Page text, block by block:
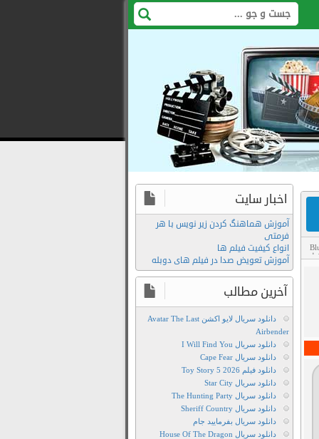
اخبار سایت
آموزش هماهنگ کردن زیر نویس با هر
فرمتی
انواع کیفیت فیلم ها
آموزش تعویض صدا در فیلم های دوبله
آخرین مطالب
دانلود سریال لایو اکشن Avatar The Last
Airbender
دانلود سریال I Will Find You
دانلود سریال Cape Fear
دانلود فیلم Toy Story 5 2026
دانلود سریال Star City
دانلود سریال The Hunting Party
دانلود سریال Sheriff Country
دانلود سریال بفرمایید جام
دانلود سریال House Of The Dragon